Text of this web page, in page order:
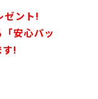
ゼント!
安心パッ
す!